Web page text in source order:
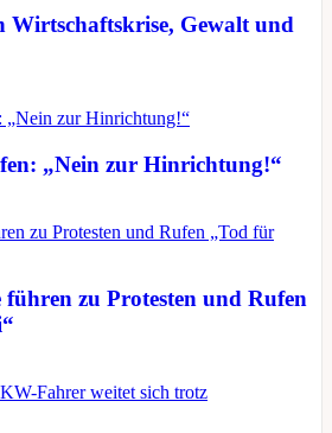
Wirtschaftskrise, Gewalt und
„Nein zur Hinrichtung!“
zu Protesten und Rufen